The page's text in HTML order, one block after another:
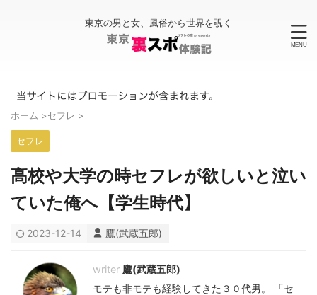
東京の男と女、風俗から世界を覗く
ホーム >セフレ >
セフレ
高校や大学の時セフレが欲しいと泣い
ていた俺へ【学生時代】
2023-12-14 鷹(武蔵五郎)
鷹(武蔵五郎)
モテも非モテも経験してきた３０代男。 「セ